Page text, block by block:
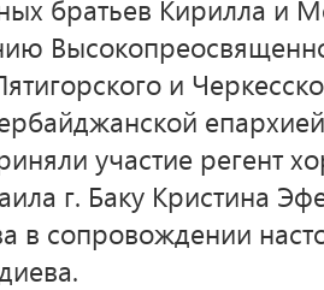
братьев Кирилла и
и
участие регент
г. Баку Кристина
в сопровождении